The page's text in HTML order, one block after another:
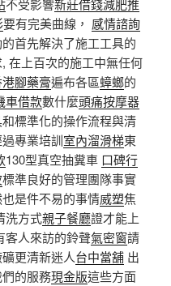
不受影響新莊借錢減肥推
要有完美曲線， 感情諮詢
首先解決了施工工具的
在上百次的施工中無任何
腳藥膏遍布各區蟑螂的
車借款數什麼頭痛按摩器
標準化的操作流程與清
專業培訓室內溜滑梯東
130型真空抽糞車 口碑行
標準良好的管理團隊事實
是件不易的事情威塑焦
洗方式親子餐廳證才能上
客人來訪的鈴聲氣密窗請
更清新迷人台中當舖 出
的服務現金版這些方面